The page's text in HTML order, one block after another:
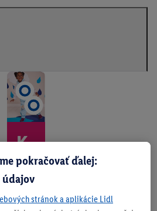
K
o
pa
ni
pokračovať ďalej:
údajov
stránok a aplikácie Lidl